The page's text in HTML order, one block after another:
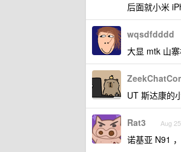
后面就小米
wqsdfdddd
大显 mtk 山
UT 斯达康的
Rat3 Aug
诺基亚 N91